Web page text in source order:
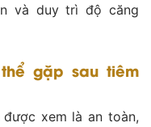
và duy trì độ căng
gặp sau tiêm
xem là an toàn,